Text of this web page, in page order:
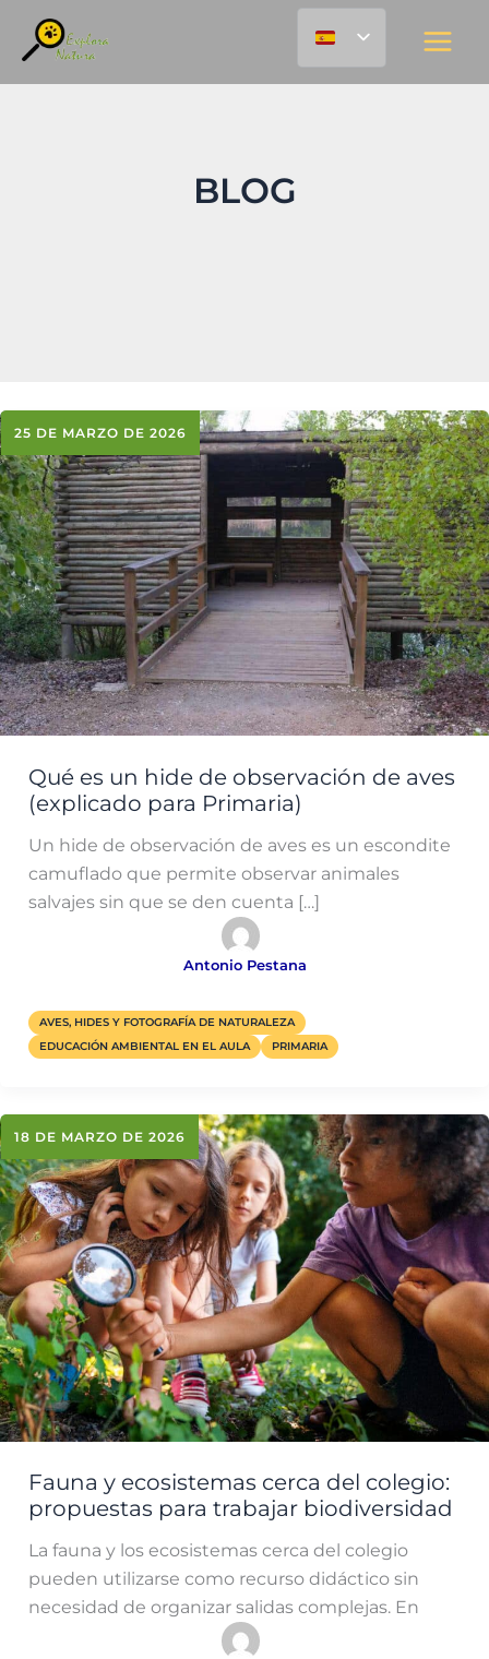
contenido
BLOG
Qué es un hide de observación de aves
(explicado para Primaria)
Un hide de observación de aves es un escondite
camuflado que permite observar animales
salvajes sin que se den cuenta […]
Antonio Pestana
25 DE MARZO DE 2026
AVES, HIDES Y FOTOGRAFÍA DE NATURALEZA
EDUCACIÓN AMBIENTAL EN EL AULA
PRIMARIA
Fauna y ecosistemas cerca del colegio:
propuestas para trabajar biodiversidad
La fauna y los ecosistemas cerca del colegio
pueden utilizarse como recurso didáctico sin
necesidad de organizar salidas complejas. En
18 DE MARZO DE 2026